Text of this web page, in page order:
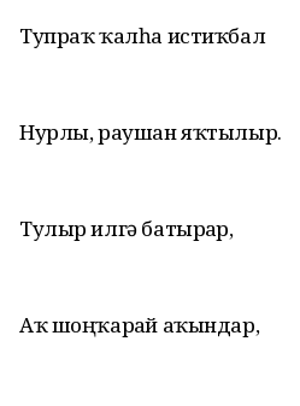
Тупраҡ ҡалһа истиҡбал
Нурлы, раушан яҡтылыр.
Тулыр илгә батырҙар,
Аҡ шоңҡарҙай аҡындар,